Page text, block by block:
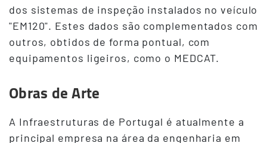
dos sistemas de inspeção instalados no veículo
"EM120". Estes dados são complementados com
outros, obtidos de forma pontual, com
equipamentos ligeiros, como o MEDCAT.​​​​​
Obras de Arte
A Infraestruturas de Portugal é atualmente a
principal empresa na área da engenharia em